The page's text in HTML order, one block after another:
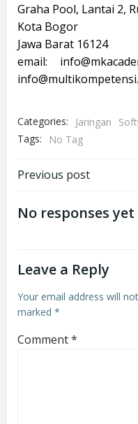
Graha Pool, Lantai 2,
Kota Bogor
Jawa Barat 16124
email:
Categories: Jaringan
Tags:
No Tag
Post
navigation
Previous post
No responses yet
Leave a Reply
Your email address will
marked *
Comment*